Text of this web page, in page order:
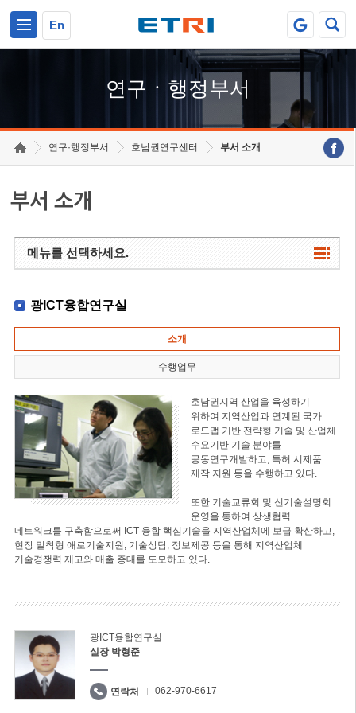
En
연구ㆍ행정부서
연구·행정부서 호남권연구센터 부서 소개
부서 소개
메뉴를 선택하세요.
광ICT융합연구실
소개
수행업무
호남권지역 산업을 육성하기
위하여 지역산업과 연계된 국가
로드맵 기반 전략형 기술 및 산업체
수요기반 기술 분야를
공동연구개발하고, 특허 시제품
제작 지원 등을 수행하고 있다.
또한 기술교류회 및 신기술설명회
운영을 통하여 상생협력
네트워크를 구축함으로써 ICT 융합 핵심기술을 지역산업체에 보급 확산하고,
현장 밀착형 애로기술지원, 기술상담, 정보제공 등을 통해 지역산업체
기술경쟁력 제고와 매출 증대를 도모하고 있다.
광ICT융합연구실
실장 박형준
연락처 062-970-6617